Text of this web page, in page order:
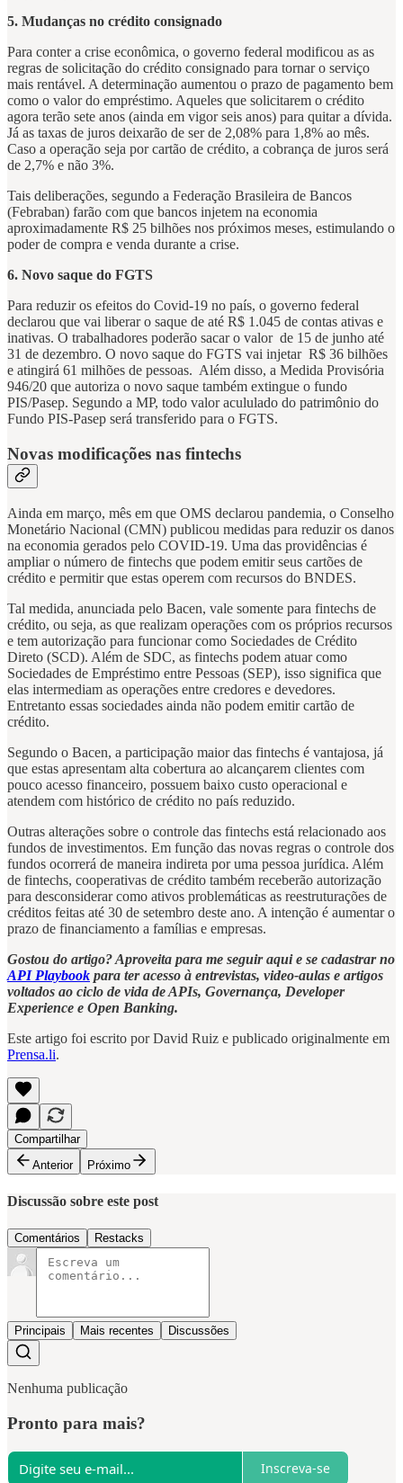
5. Mudanças no crédito consignado
Para conter a crise econômica, o governo federal modificou as as
regras de solicitação do crédito consignado para tornar o serviço
mais rentável. A determinação aumentou o prazo de pagamento bem
como o valor do empréstimo. Aqueles que solicitarem o crédito
agora terão sete anos (ainda em vigor seis anos) para quitar a dívida.
Já as taxas de juros deixarão de ser de 2,08% para 1,8% ao mês.
Caso a operação seja por cartão de crédito, a cobrança de juros será
de 2,7% e não 3%.
Tais deliberações, segundo a Federação Brasileira de Bancos
(Febraban) farão com que bancos injetem na economia
aproximadamente R$ 25 bilhões nos próximos meses, estimulando o
poder de compra e venda durante a crise.
6. Novo saque do FGTS
Para reduzir os efeitos do Covid-19 no país, o governo federal
declarou que vai liberar o saque de até R$ 1.045 de contas ativas e
inativas. O trabalhadores poderão sacar o valor de 15 de junho até
31 de dezembro. O novo saque do FGTS vai injetar R$ 36 bilhões
e atingirá 61 milhões de pessoas. Além disso, a Medida Provisória
946/20 que autoriza o novo saque também extingue o fundo
PIS/Pasep. Segundo a MP, todo valor acululado do patrimônio do
Fundo PIS-Pasep será transferido para o FGTS.
Novas modificações nas fintechs
Ainda em março, mês em que OMS declarou pandemia, o Conselho
Monetário Nacional (CMN) publicou medidas para reduzir os danos
na economia gerados pelo COVID-19. Uma das providências é
ampliar o número de fintechs que podem emitir seus cartões de
crédito e permitir que estas operem com recursos do BNDES.
Tal medida, anunciada pelo Bacen, vale somente para fintechs de
crédito, ou seja, as que realizam operações com os próprios recursos
e tem autorização para funcionar como Sociedades de Crédito
Direto (SCD). Além de SDC, as fintechs podem atuar como
Sociedades de Empréstimo entre Pessoas (SEP), isso significa que
elas intermediam as operações entre credores e devedores.
Entretanto essas sociedades ainda não podem emitir cartão de
crédito.
Segundo o Bacen, a participação maior das fintechs é vantajosa, já
que estas apresentam alta cobertura ao alcançarem clientes com
pouco acesso financeiro, possuem baixo custo operacional e
atendem com histórico de crédito no país reduzido.
Outras alterações sobre o controle das fintechs está relacionado aos
fundos de investimentos. Em função das novas regras o controle dos
fundos ocorrerá de maneira indireta por uma pessoa jurídica. Além
de fintechs, cooperativas de crédito também receberão autorização
para desconsiderar como ativos problemáticas as reestruturações de
créditos feitas até 30 de setembro deste ano. A intenção é aumentar o
prazo de financiamento a famílias e empresas.
Gostou do artigo? Aproveita para me seguir aqui e se cadastrar no
API Playbook para ter acesso à entrevistas, video-aulas e artigos
voltados ao ciclo de vida de APIs, Governança, Developer
Experience e Open Banking.
Este artigo foi escrito por David Ruiz e publicado originalmente em
Prensa.li.
Compartilhar
Anterior
Próximo
Discussão sobre este post
Comentários Restacks
Principais Mais recentes Discussões
Nenhuma publicação
Pronto para mais?
Inscreva-se